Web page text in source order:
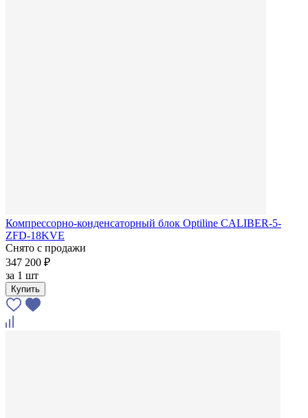
Компрессорно-конденсаторный блок Optiline CALIBER-5-
ZFD-18KVE
Снято с продажи
347 200 ₽
за 1 шт
Купить